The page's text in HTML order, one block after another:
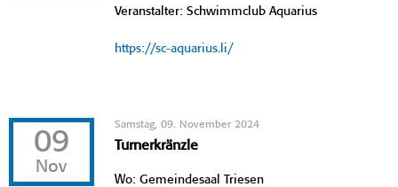
Veranstalter: Schwimmclub Aquarius
https://sc-aquarius.li/
09
Nov
Samstag, 09. November 2024
Turnerkränzle
Wo: Gemeindesaal Triesen